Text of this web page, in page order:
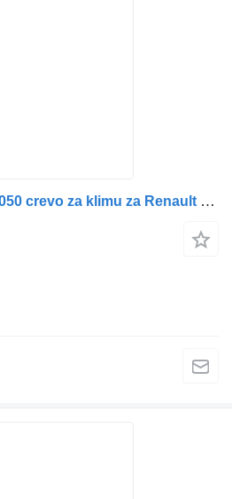
Conductă AC 7484591050 crevo za klimu za Renault 7484591050 / 84591050 kamiona